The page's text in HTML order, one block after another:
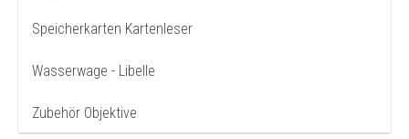
Speicherkarten Kartenleser
Wasserwage - Libelle
Zubehör Objektive